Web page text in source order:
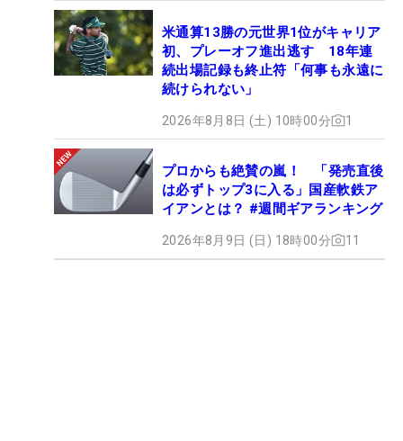
米通算13勝の元世界1位がキャリア
初、プレーオフ進出逃す 18年連
続出場記録も終止符「何事も永遠に
続けられない」
2026年8月8日 (土) 10時00分 1
プロからも絶賛の嵐！ 「発売直後
は必ずトップ3に入る」国産軟鉄ア
イアンとは？ #週間ギアランキング
2026年8月9日 (日) 18時00分 11